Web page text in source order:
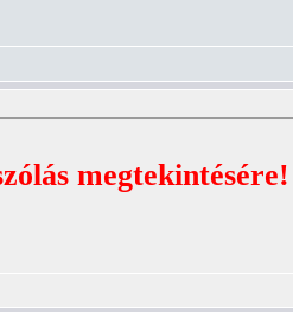
megtekintésére!